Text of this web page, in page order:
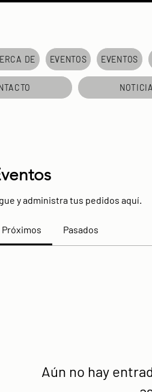
DE EVENTOS EVENTOS
y administra tus pedidos aquí.
Próximos Pasados
Aún no hay